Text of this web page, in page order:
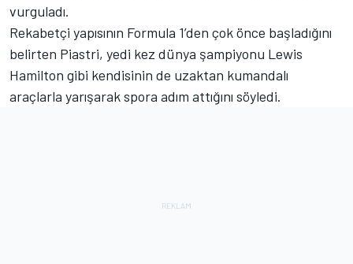
vurguladı.
Rekabetçi yapısının Formula 1’den çok önce başladığını
belirten Piastri, yedi kez dünya şampiyonu Lewis
Hamilton gibi kendisinin de uzaktan kumandalı
araçlarla yarışarak spora adım attığını söyledi.